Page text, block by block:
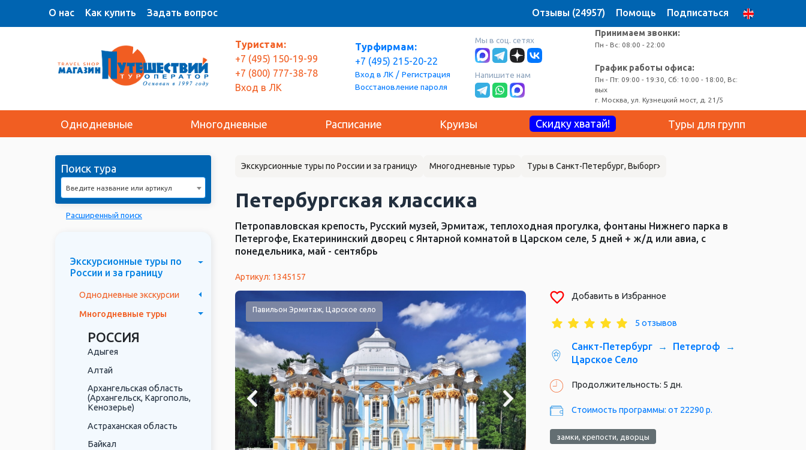
О нас Как купить Задать вопрос Отзывы (24957) Помощь Подписаться
Туристам:
+7 (495) 150-19-99
+7 (800) 777-38-78
Вход в ЛК
Турфирмам:
+7 (495) 215-20-22
Вход в ЛК / Регистрация
Восстановление пароля
Мы в соц. сетях
Напишите нам
Принимаем звонки:
Пн - Вс: 08:00 - 22:00
График работы офиса:
Пн - Пт: 09:00 - 19:30, Сб: 10:00 - 18:00, Вс:
вых
г. Москва, ул. Кузнецкий мост, д. 21/5
Однодневные Многодневные Расписание Круизы Скидку хватай! Туры для групп
Поиск тура
Введите название или артикул
Расширенный поиск
Экскурсионные туры по
России и за границу
Однодневные экскурсии
Многодневные туры
РОССИЯ
Адыгея
Алтай
Архангельская область
(Архангельск, Каргополь,
Кенозерье)
Астраханская область
Байкал
Экскурсионные туры по России и за границу Многодневные туры Туры в Санкт-Петербург, Выборг
Петербургская классика
Петропавловская крепость, Русский музей, Эрмитаж, теплоходная прогулка, фонтаны Нижнего парка в
Петергофе, Екатерининский дворец с Янтарной комнатой в Царском селе, 5 дней + ж/д или авиа, с
понедельника, май - сентябрь
Артикул: 1345157
Павильон Эрмитаж, Царское село
Добавить в Избранное
5 отзывов
Санкт-Петербург
Петергоф
Царское Село
Продолжительность: 5 дн.
Стоимость программы: от 22290 р.
замки, крепости, дворцы